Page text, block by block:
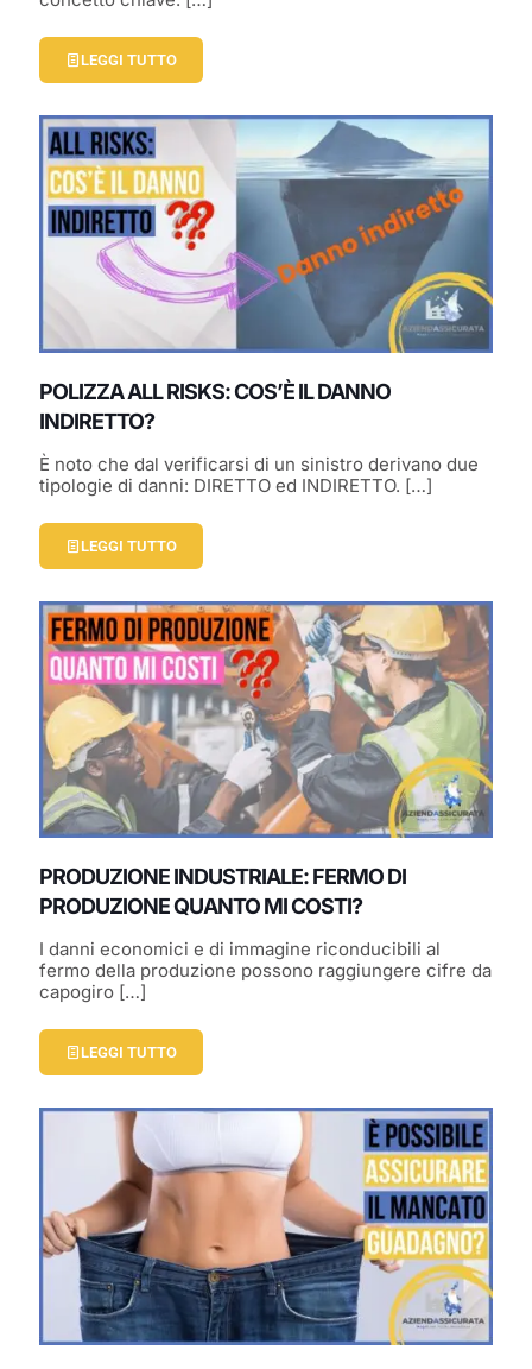
LEGGI TUTTO
POLIZZA ALL RISKS: COS’È IL DANNO
INDIRETTO?
È noto che dal verificarsi di un sinistro derivano due
tipologie di danni: DIRETTO ed INDIRETTO. […]
LEGGI TUTTO
PRODUZIONE INDUSTRIALE: FERMO DI
PRODUZIONE QUANTO MI COSTI?
I danni economici e di immagine riconducibili al
fermo della produzione possono raggiungere cifre da
capogiro […]
LEGGI TUTTO